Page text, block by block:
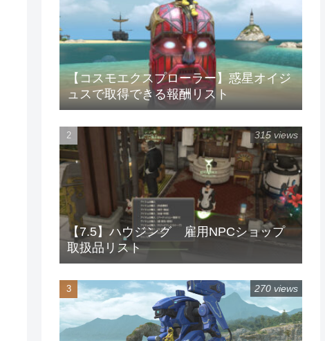
【コスモエクスプローラー】惑星オイジ
ュスで取得できる報酬リスト
【7.5】ハウジング 雇用NPCショップ
取扱品リスト
315 views
270 views